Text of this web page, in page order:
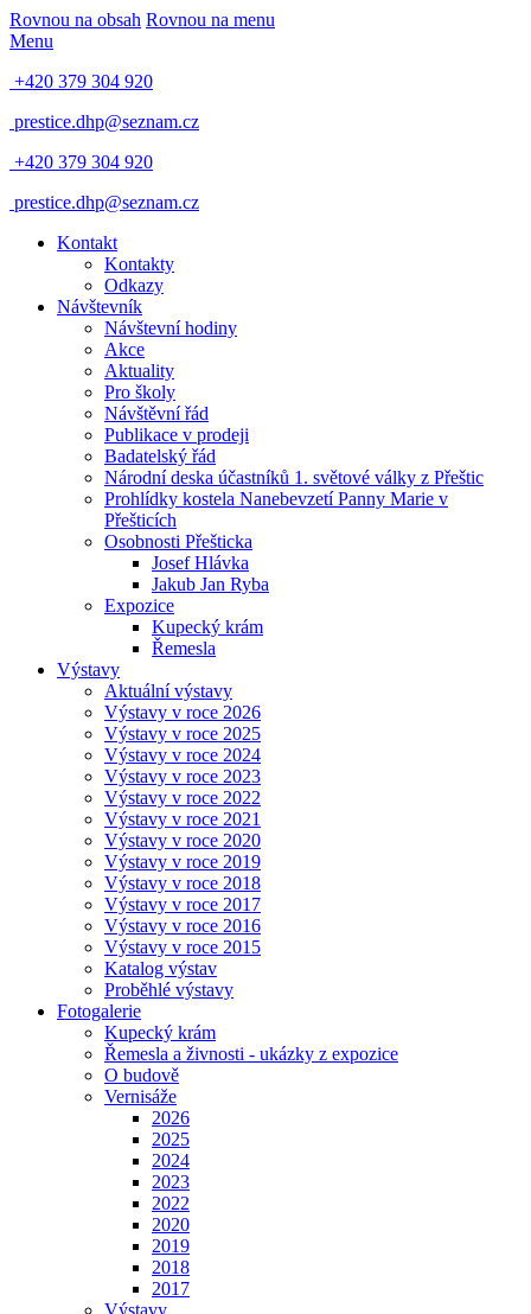
Rovnou na obsah Rovnou na menu
Menu
+420 379 304 920
prestice.dhp@seznam.cz
+420 379 304 920
prestice.dhp@seznam.cz
Kontakt
Kontakty
Odkazy
Návštevník
Návštevní hodiny
Akce
Aktuality
Pro školy
Návštěvní řád
Publikace v prodeji
Badatelský řád
Národní deska účastníků 1. světové války z Přeštic
Prohlídky kostela Nanebevzetí Panny Marie v
Přešticích
Osobnosti Přešticka
Josef Hlávka
Jakub Jan Ryba
Expozice
Kupecký krám
Řemesla
Výstavy
Aktuální výstavy
Výstavy v roce 2026
Výstavy v roce 2025
Výstavy v roce 2024
Výstavy v roce 2023
Výstavy v roce 2022
Výstavy v roce 2021
Výstavy v roce 2020
Výstavy v roce 2019
Výstavy v roce 2018
Výstavy v roce 2017
Výstavy v roce 2016
Výstavy v roce 2015
Katalog výstav
Proběhlé výstavy
Fotogalerie
Kupecký krám
Řemesla a živnosti - ukázky z expozice
O budově
Vernisáže
2026
2025
2024
2023
2022
2020
2019
2018
2017
Výstavy